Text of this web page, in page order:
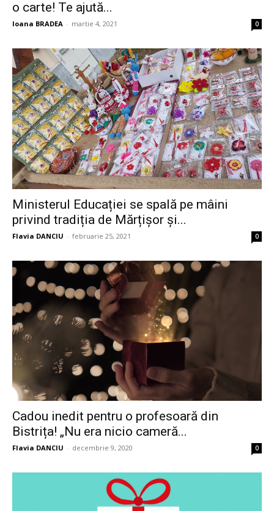
o carte! Te ajută...
Ioana BRADEA - martie 4, 2021 0
Ministerul Educației se spală pe mâini
privind tradiția de Mărțișor și...
Flavia DANCIU - februarie 25, 2021 0
Cadou inedit pentru o profesoară din
Bistrița! „Nu era nicio cameră...
Flavia DANCIU - decembrie 9, 2020 0